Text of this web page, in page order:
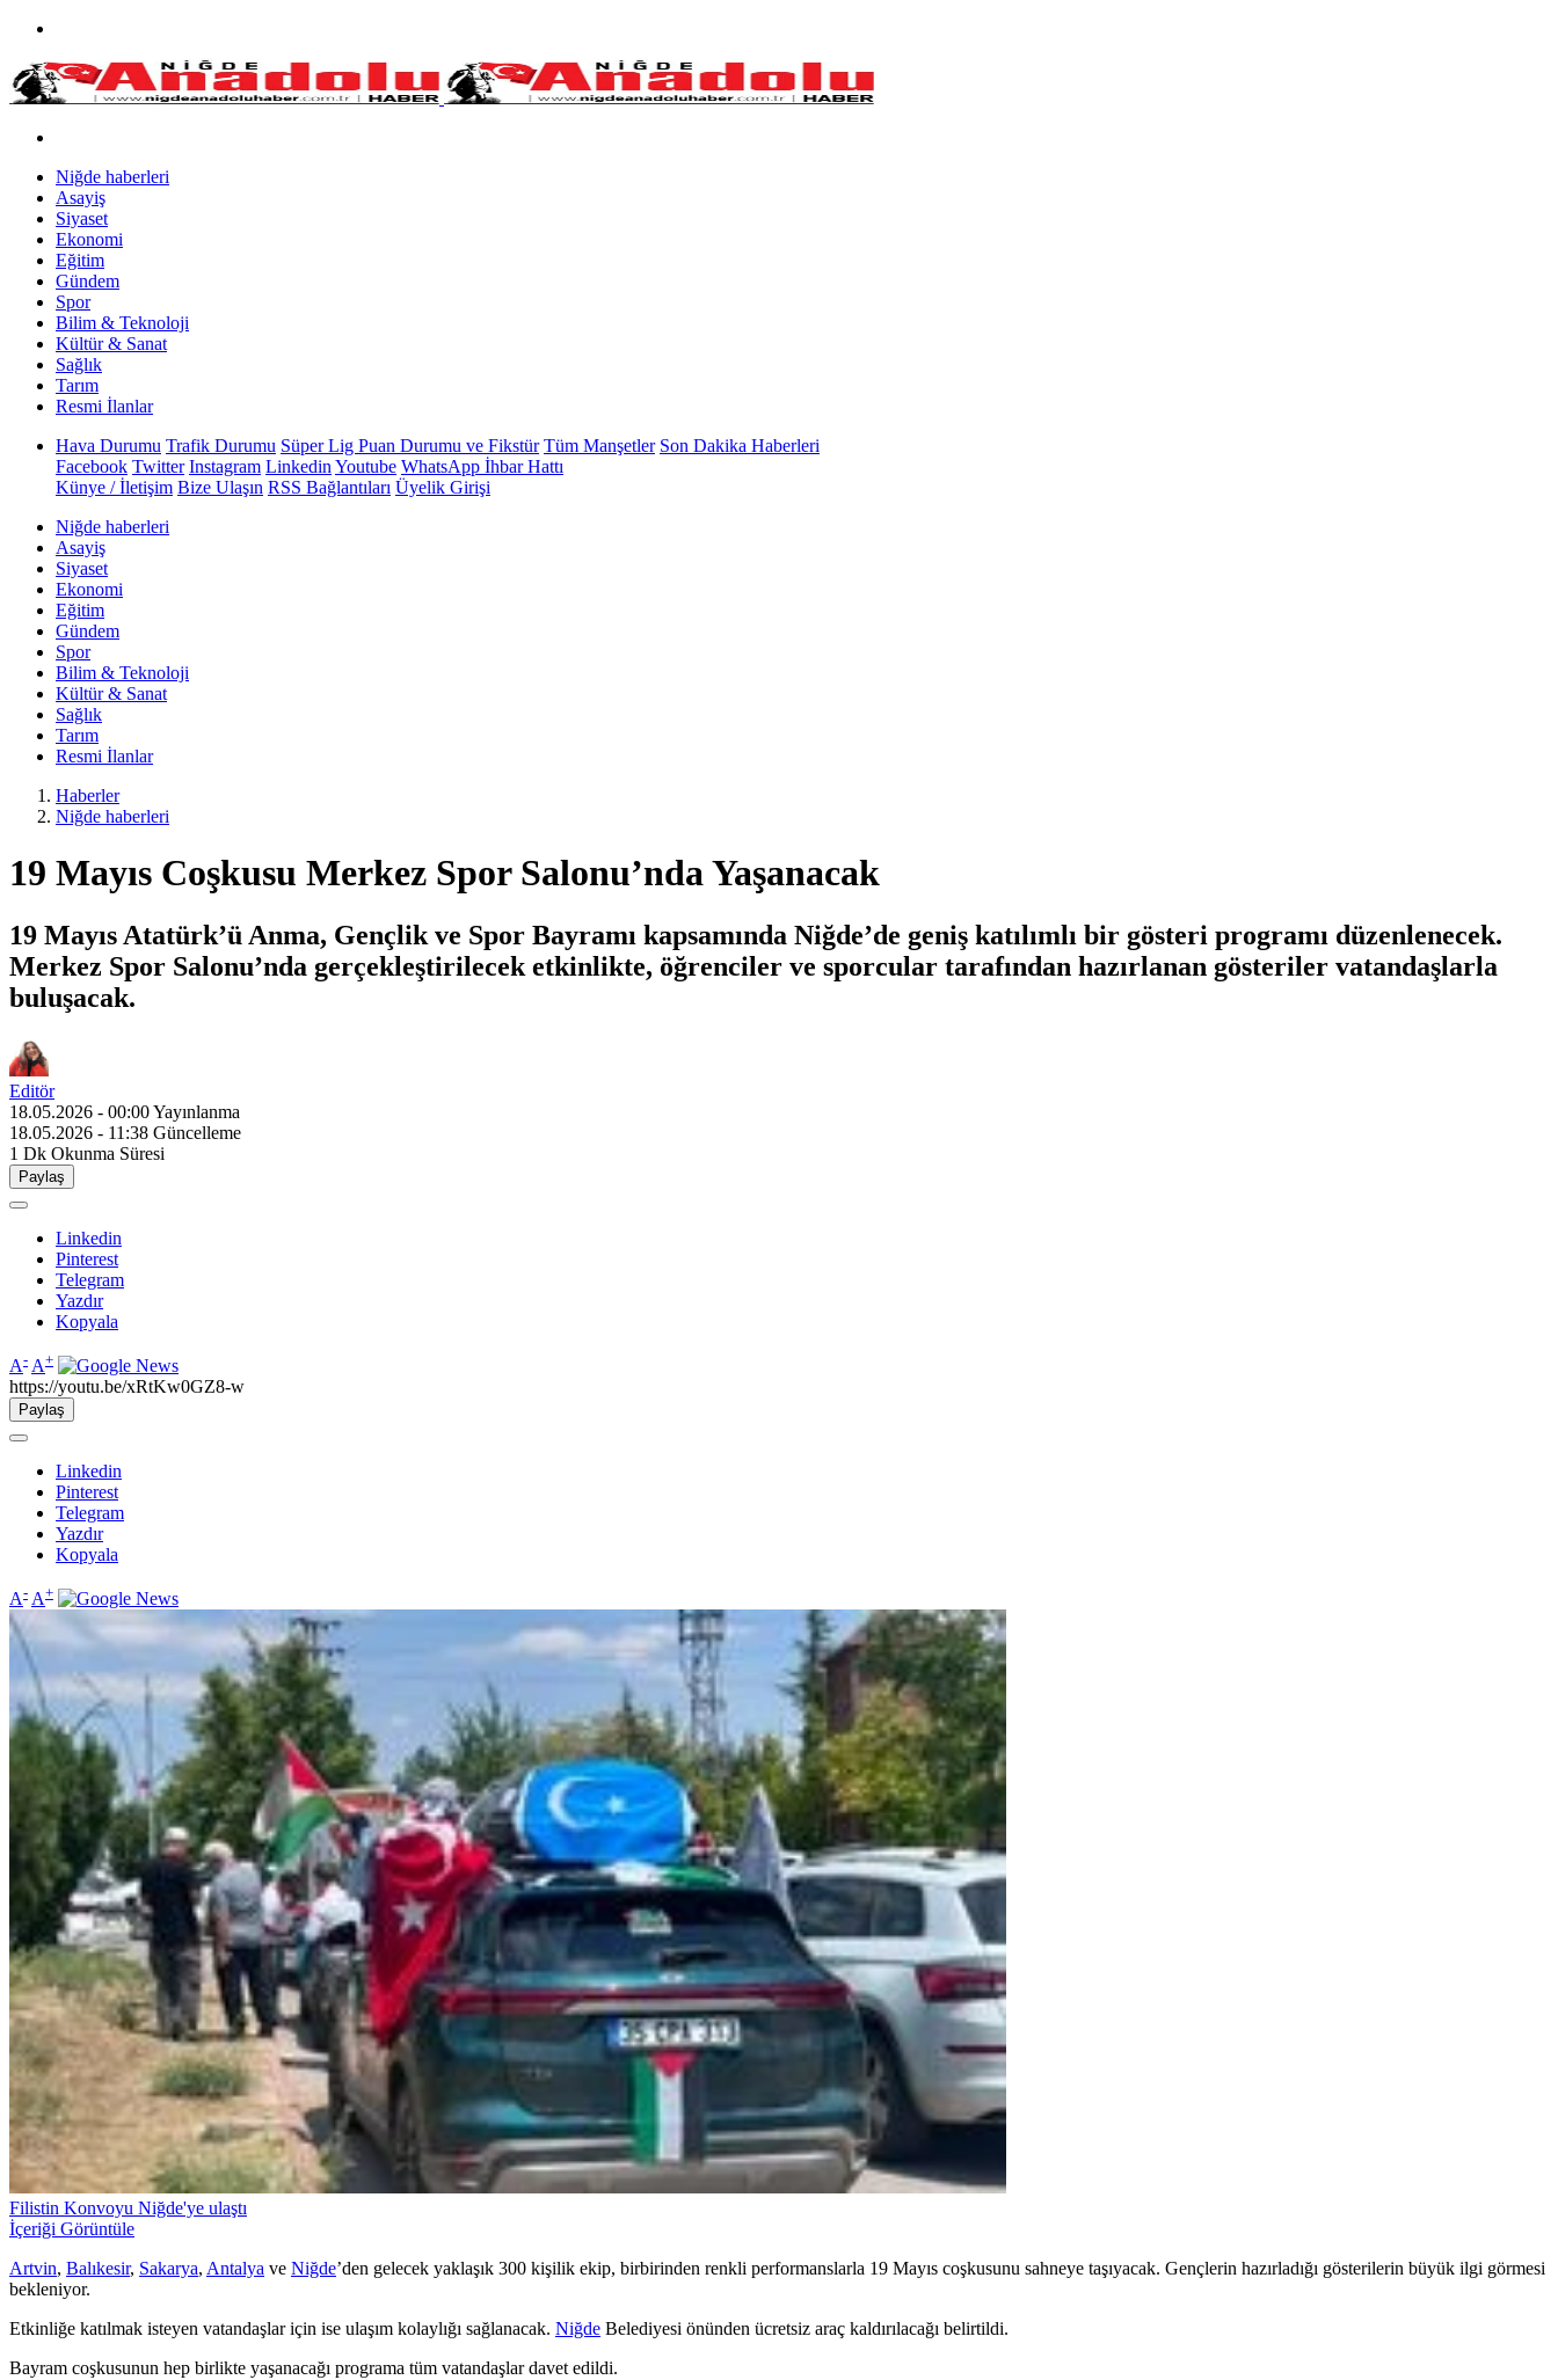
Niğde haberleri
Asayiş
Siyaset
Ekonomi
Eğitim
Gündem
Spor
Bilim & Teknoloji
Kültür & Sanat
Sağlık
Tarım
Resmi İlanlar
Hava Durumu Trafik Durumu Süper Lig Puan Durumu ve Fikstür Tüm Manşetler Son Dakika Haberleri
Facebook Twitter Instagram Linkedin Youtube WhatsApp İhbar Hattı
Künye / İletişim Bize Ulaşın RSS Bağlantıları Üyelik Girişi
Niğde haberleri
Asayiş
Siyaset
Ekonomi
Eğitim
Gündem
Spor
Bilim & Teknoloji
Kültür & Sanat
Sağlık
Tarım
Resmi İlanlar
Haberler
Niğde haberleri
19 Mayıs Coşkusu Merkez Spor Salonu’nda Yaşanacak
19 Mayıs Atatürk’ü Anma, Gençlik ve Spor Bayramı kapsamında Niğde’de geniş katılımlı bir gösteri programı düzenlenecek.
Merkez Spor Salonu’nda gerçekleştirilecek etkinlikte, öğrenciler ve sporcular tarafından hazırlanan gösteriler vatandaşlarla
buluşacak.
Editör
18.05.2026 - 00:00Yayınlanma
18.05.2026 - 11:38 Güncelleme
1 Dk Okunma Süresi
Paylaş
Linkedin
Pinterest
Telegram
Yazdır
Kopyala
A- A+
https://youtu.be/xRtKw0GZ8-w
Paylaş
Linkedin
Pinterest
Telegram
Yazdır
Kopyala
A- A+
Filistin Konvoyu Niğde'ye ulaştı
İçeriği Görüntüle
Artvin, Balıkesir, Sakarya, Antalya ve Niğde’den gelecek yaklaşık 300 kişilik ekip, birbirinden renkli performanslarla 19 Mayıs coşkusunu sahneye taşıyacak. Gençlerin hazırladığı gösterilerin büyük ilgi görmesi
bekleniyor.
Etkinliğe katılmak isteyen vatandaşlar için ise ulaşım kolaylığı sağlanacak. Niğde Belediyesi önünden ücretsiz araç kaldırılacağı belirtildi.
Bayram coşkusunun hep birlikte yaşanacağı programa tüm vatandaşlar davet edildi.